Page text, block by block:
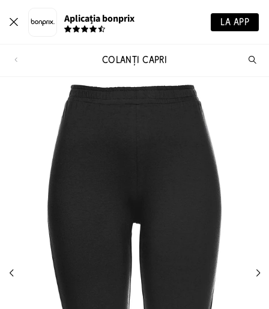
Aplicația bonprix LA APP
COLANŢI CAPRI